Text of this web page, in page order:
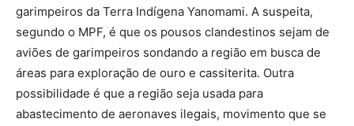
garimpeiros da Terra Indígena Yanomami. A suspeita,
segundo o MPF, é que os pousos clandestinos sejam de
aviões de garimpeiros sondando a região em busca de
áreas para exploração de ouro e cassiterita. Outra
possibilidade é que a região seja usada para
abastecimento de aeronaves ilegais, movimento que se